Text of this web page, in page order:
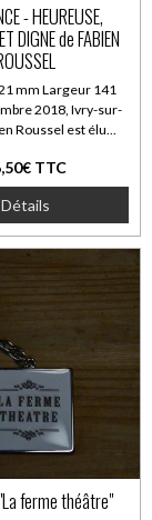
- HEUREUSE,
DIGNE de FABIEN
mm Largeur 141
2018, Ivry-sur-
Roussel est élu...
TTC
Détails
ferme théâtre"